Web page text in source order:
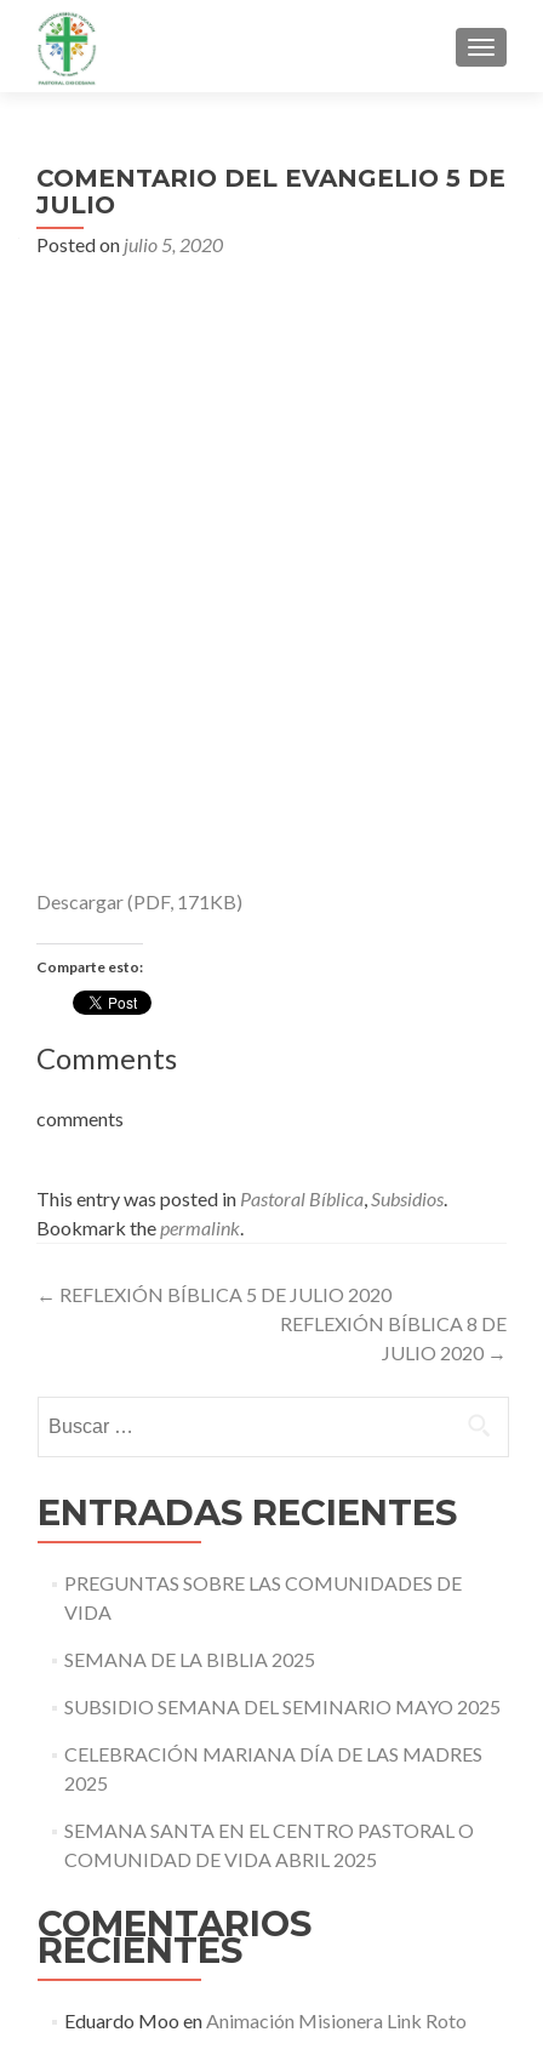
MENU
COMENTARIO DEL EVANGELIO 5 DE
JULIO
Posted on julio 5, 2020
Descargar (PDF, 171KB)
Comparte esto:
Comments
comments
This entry was posted in Pastoral Bíblica,Subsidios.
Bookmark thepermalink.
Post
← REFLEXIÓN BÍBLICA 5 DE JULIO 2020
REFLEXIÓN BÍBLICA 8 DE
JULIO 2020 →
ENTRADAS RECIENTES
PREGUNTAS SOBRE LAS COMUNIDADES DE
VIDA
SEMANA DE LA BIBLIA 2025
SUBSIDIO SEMANA DEL SEMINARIO MAYO 2025
CELEBRACIÓN MARIANA DÍA DE LAS MADRES
2025
SEMANA SANTA EN EL CENTRO PASTORAL O
COMUNIDAD DE VIDA ABRIL 2025
COMENTARIOS
RECIENTES
Eduardo Moo enAnimación Misionera Link Roto